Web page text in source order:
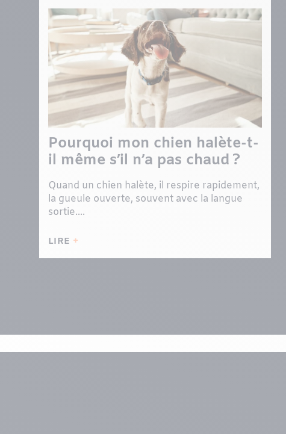
Pourquoi mon chien halète-t-
il même s’il n’a pas chaud ?
Quand un chien halète, il respire rapidement,
la gueule ouverte, souvent avec la langue
sortie....
LIRE